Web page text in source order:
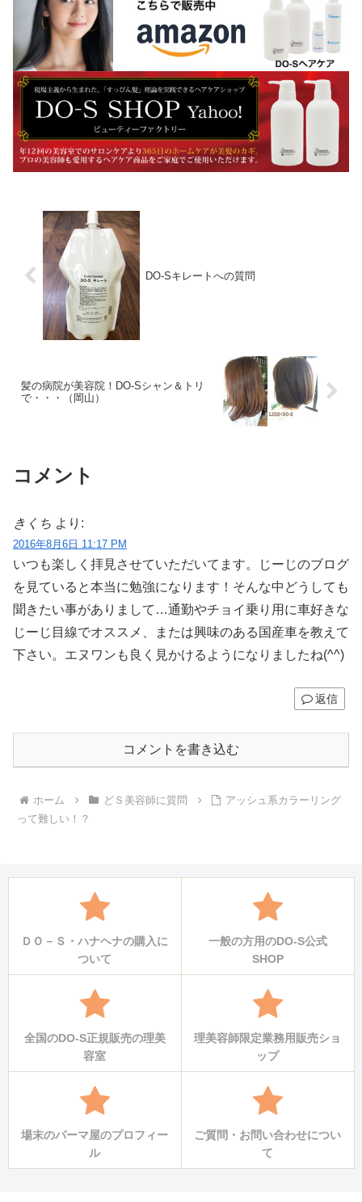
DO-Sキレートへの質問
髪の病院が美容院！DO-Sシャン＆トリ
で・・・（岡山）
コメント
きくち より:
2016年8月6日 11:17 PM
いつも楽しく拝見させていただいてます。じーじのブログ
を見ていると本当に勉強になります！そんな中どうしても
聞きたい事がありまして…通勤やチョイ乗り用に車好きな
じーじ目線でオススメ、または興味のある国産車を教えて
下さい。エヌワンも良く見かけるようになりましたね(^^)
返信
コメントを書き込む
ホーム どＳ美容師に質問
アッシュ系カラーリング
って難しい！？
ＤＯ－Ｓ・ハナヘナの購入に
ついて
一般の方用のDO-S公式
SHOP
全国のDO-S正規販売の理美
容室
理美容師限定業務用販売ショ
ップ
場末のパーマ屋のプロフィー
ル
ご質問・お問い合わせについ
て